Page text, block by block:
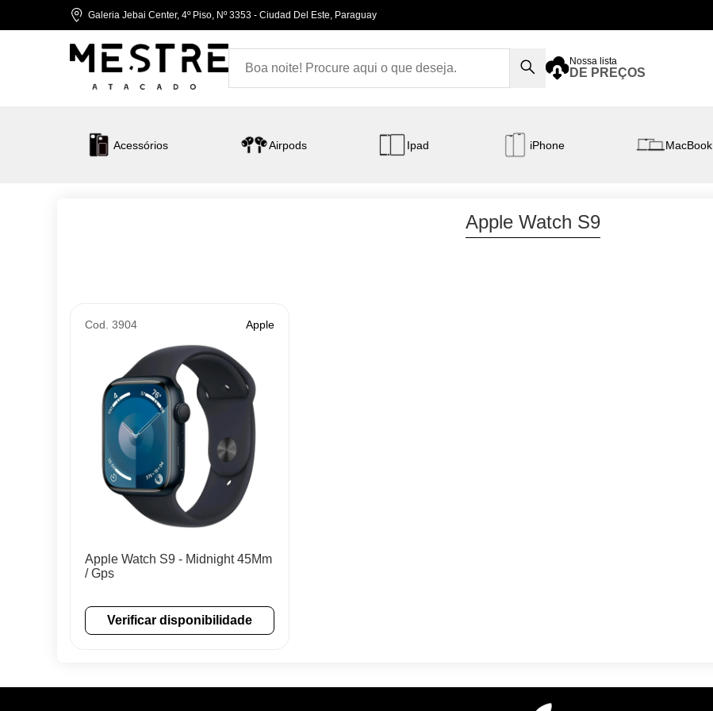
Galeria Jebai Center, 4º Piso, Nº 3353 - Ciudad Del Este, Paraguay
Nossa lista
DE PREÇOS
Acessórios Airpods Ipad iPhone MacBook
Apple Watch S9
Cod. 3904 Apple
Apple Watch S9 - Midnight 45Mm
/ Gps
Verificar disponibilidade